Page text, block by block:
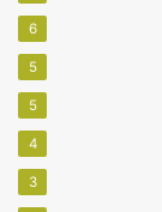
6
5
5
4
3